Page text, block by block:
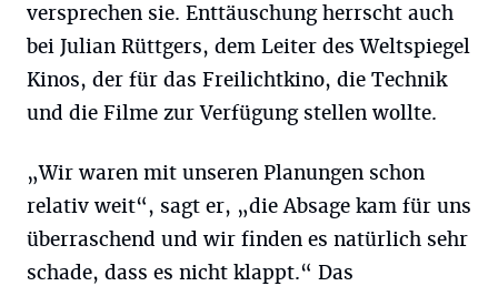
versprechen sie. Enttäuschung herrscht auch
bei Julian Rüttgers, dem Leiter des Weltspiegel
Kinos, der für das Freilichtkino, die Technik
und die Filme zur Verfügung stellen wollte.
„Wir waren mit unseren Planungen schon
relativ weit“, sagt er, „die Absage kam für uns
überraschend und wir finden es natürlich sehr
schade, dass es nicht klappt.“ Das